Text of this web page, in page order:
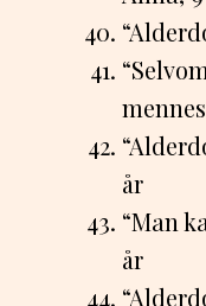
år
“Man
år